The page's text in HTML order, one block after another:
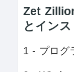
Zet
とイン
1 - プログ